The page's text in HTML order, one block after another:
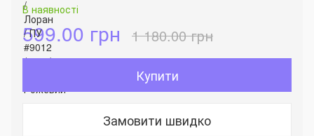
В наявності
599.00 грн 1 180.00 грн
Купити
Замовити швидко